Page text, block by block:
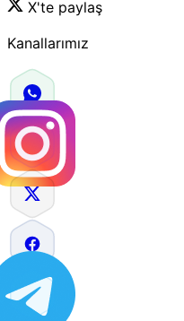
X'te paylaş
Kanallarımız